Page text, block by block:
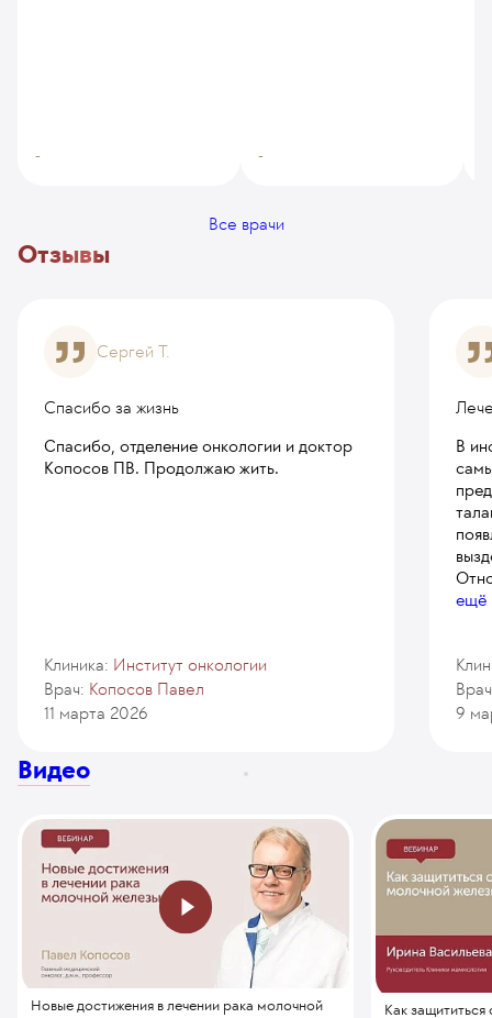
- -
Все врачи
Отзывы
Сергей Т.
Спасибо за жизнь
Спасибо, отделение онкологии и доктор
Копосов ПВ. Продолжаю жить.
Клиника: Институт онкологии
Врач: Копосов Павел
11 марта 2026
В
ещё
9
Видео
Новые достижения в лечении рака молочной
Как